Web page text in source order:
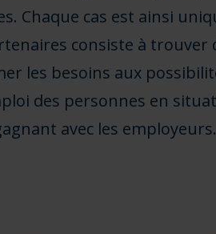
Chaque cas est ainsi
consiste à
les besoins aux
des personnes en
avec les employeurs.